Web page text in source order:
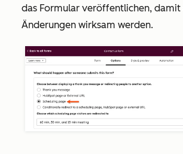
das Formular veröffentlichen, damit
Änderungen wirksam werden.